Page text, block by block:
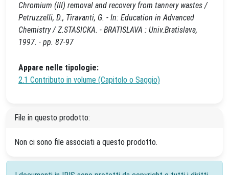
Chromium (III) removal and recovery from tannery wastes /
Petruzzelli, D., Tiravanti, G. - In: Education in Advanced
Chemistry / Z.STASICKA. - BRATISLAVA : Univ.Bratislava,
1997. - pp. 87-97
Appare nelle tipologie:
2.1 Contributo in volume (Capitolo o Saggio)
File in questo prodotto:
Non ci sono file associati a questo prodotto.